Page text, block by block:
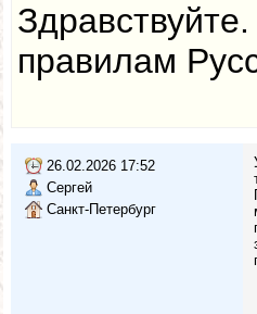
правилам
26.02.2026 17:52
Сергей
Санкт-Петербург